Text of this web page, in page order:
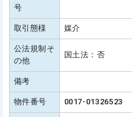
号
取引態様 媒介
公法規制そ
の他
国土法：否
備考
物件番号 0017-01326523